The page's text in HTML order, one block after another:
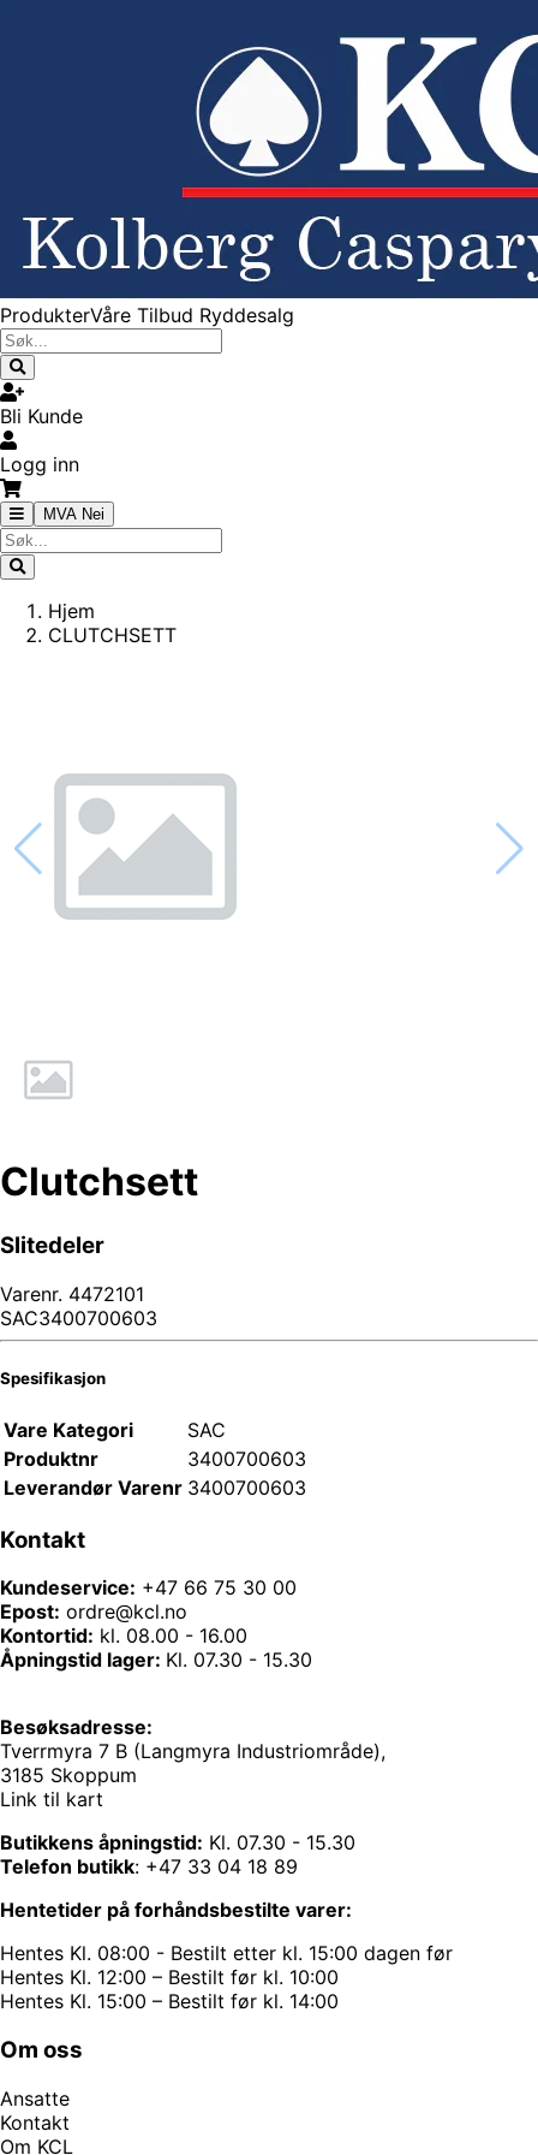
ProdukterVåre Tilbud Ryddesalg
Bli Kunde
Logg inn
MVA Nei
Hjem
CLUTCHSETT
Clutchsett
Slitedeler
Varenr. 4472101
SAC3400700603
Spesifikasjon
Vare Kategori
SAC
Produktnr
3400700603
Leverandør Varenr 3400700603
Kontakt
Kundeservice: +47 66 75 30 00
Epost: ordre@kcl.no
Kontortid: kl. 08.00 - 16.00
Åpningstid lager: Kl. 07.30 - 15.30
Besøksadresse:
Tverrmyra 7 B (Langmyra Industriområde),
3185 Skoppum
Link til kart
Butikkens åpningstid: Kl. 07.30 - 15.30
Telefon butikk: +47 33 04 18 89
Hentetider på forhåndsbestilte varer:
Hentes Kl. 08:00 - Bestilt etter kl. 15:00 dagen før
Hentes Kl. 12:00 – Bestilt før kl. 10:00
Hentes Kl. 15:00 – Bestilt før kl. 14:00
Om oss
Ansatte
Kontakt
Om KCL